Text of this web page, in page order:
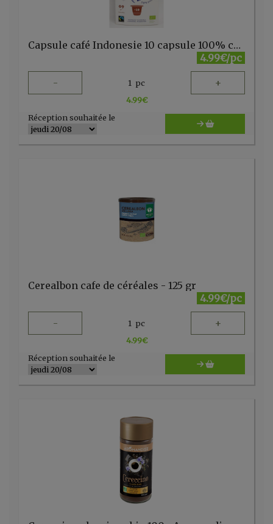
Capsule café Indonesie 10 capsule 100% cup+sac dégradable Emi et Lou
4.99€/pc
- 1 pc +
4.99€
Réception souhaitée le
Cerealbon cafe de céréales - 125 gr
4.99€/pc
- 1 pc +
4.99€
Réception souhaitée le